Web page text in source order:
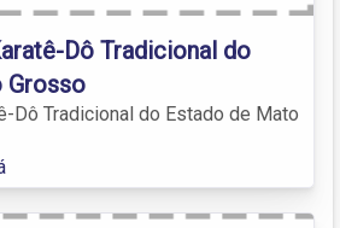
Dô Tradicional do
Grosso
Dô Tradicional do Estado de Mato